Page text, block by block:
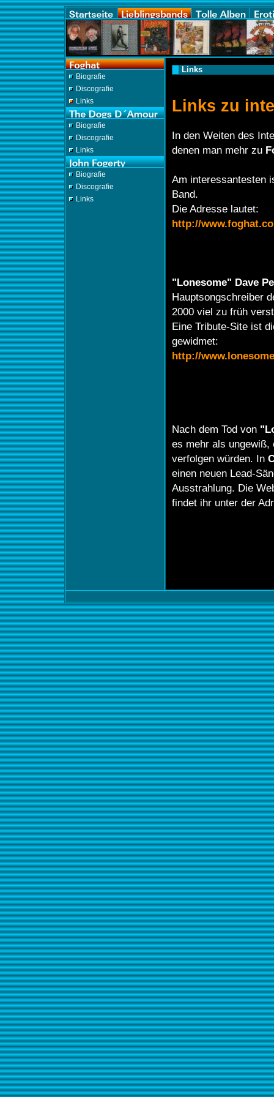
Biografie
Discografie
Links
Biografie
Discografie
Links
Biografie
Discografie
Links
Links
Links zu
In den Weiten des
denen man mehr zu
Am interessantesten
Band.
Die Adresse lautet:
http://
"Lonesome" Dave
Hauptsongschreiber
2000 viel zu früh
Eine Tribute-Site ist
gewidmet:
http://
Nach dem Tod von
es mehr als
verfolgen würden. In
einen neuen Lead-
Ausstrahlung. Die
findet ihr unter der